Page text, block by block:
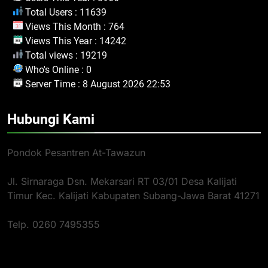
Total Users : 11639
Views This Month : 764
Views This Year : 14242
Total views : 19219
Who's Online : 0
Server Time : 8 August 2026 22:53
Hubungi Kami
Pondok Pesantren At-Tawazun
Jl. Sirnaraga Dsn. Mekarsari RT 03/01 Desa Kalijati
Timur Kec. Kalijati Kabupaten Subang-Jawa Barat 41271
Telp. 0260 7495355